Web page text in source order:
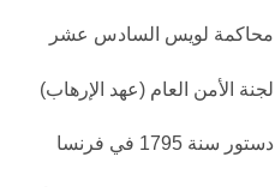
محاكمة لويس السادس عشر
لجنة الأمن العام (عهد الإرهاب)
دستور سنة 1795 في فرنسا